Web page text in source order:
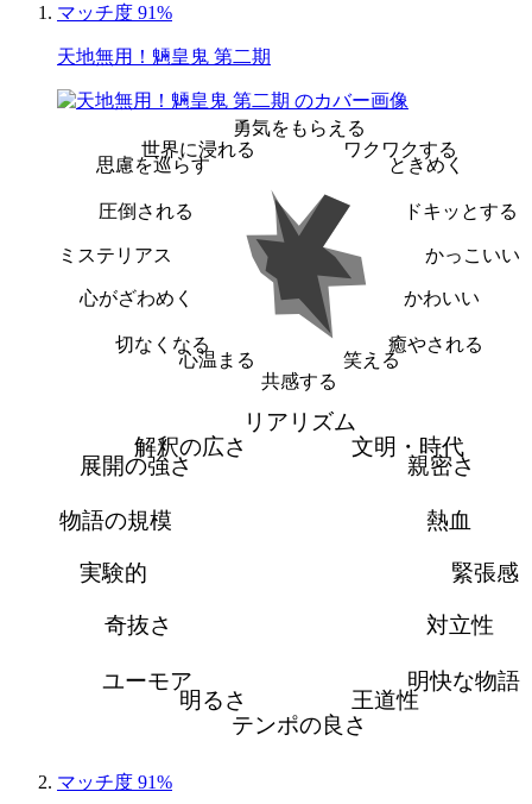
マッチ度 91%
天地無用！魎皇鬼 第二期
勇気をもらえる
ワクワクする
ときめく
ドキッとする
かっこいい
かわいい
癒やされる
笑える
共感する
心温まる
切なくなる
心がざわめく
ミステリアス
圧倒される
思慮を巡らす
世界に浸れる
リアリズム
文明・時代
親密さ
熱血
緊張感
対立性
明快な物語
王道性
テンポの良さ
明るさ
ユーモア
奇抜さ
実験的
物語の規模
展開の強さ
解釈の広さ
マッチ度 91%